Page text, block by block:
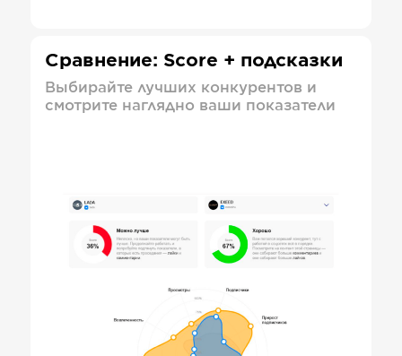
Сравнение: Score + подсказки
Выбирайте лучших конкурентов и
смотрите наглядно ваши показатели